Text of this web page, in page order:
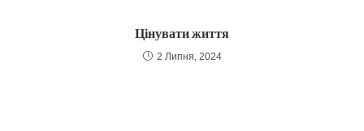
Цінувати життя
2 Липня, 2024